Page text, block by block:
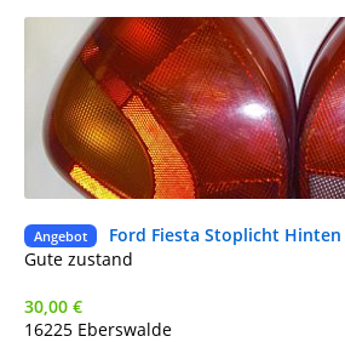
Angebot
Ford Fiesta Stoplicht Hinten
Gute zustand
30,00 €
16225 Eberswalde